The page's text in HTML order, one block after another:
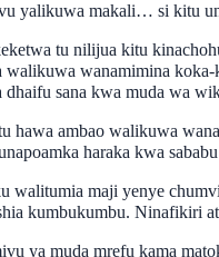
yalikuwa makali… si kitu
tu nilijua kitu
wanamimina
sana kwa muda wa
hawa ambao walikuwa
haraka kwa
maji yenye
kumbukumbu. Ninafikiri
ya muda mrefu kama